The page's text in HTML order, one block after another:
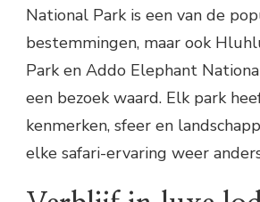
National Park is een van de
bestemmingen, maar ook
Park en Addo Elephant
een bezoek waard. Elk park
kenmerken, sfeer en
elke safari-ervaring weer